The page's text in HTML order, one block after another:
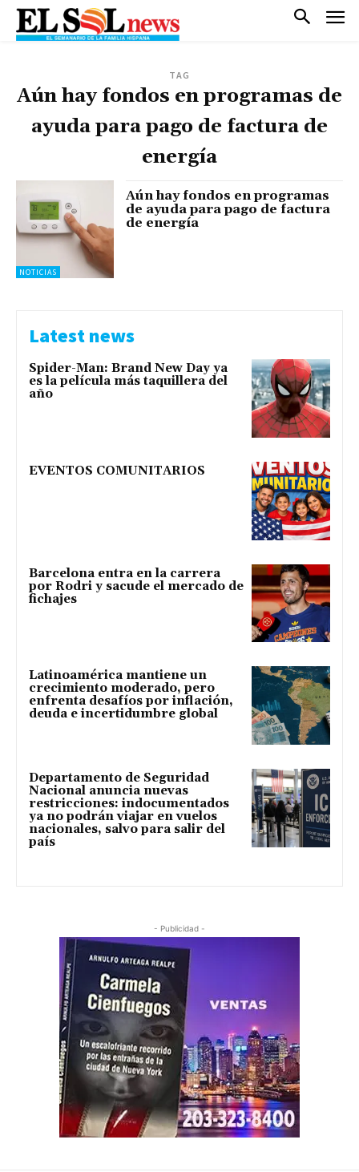
TAG
Aún hay fondos en programas de
ayuda para pago de factura de
energía
NOTICIAS
Aún hay fondos en programas
de ayuda para pago de factura
de energía
Latest news
Spider-Man: Brand New Day ya
es la película más taquillera del
año
EVENTOS COMUNITARIOS
Barcelona entra en la carrera
por Rodri y sacude el mercado de
fichajes
Latinoamérica mantiene un
crecimiento moderado, pero
enfrenta desafíos por inflación,
deuda e incertidumbre global
Departamento de Seguridad
Nacional anuncia nuevas
restricciones: indocumentados
ya no podrán viajar en vuelos
nacionales, salvo para salir del
país
- Publicidad -